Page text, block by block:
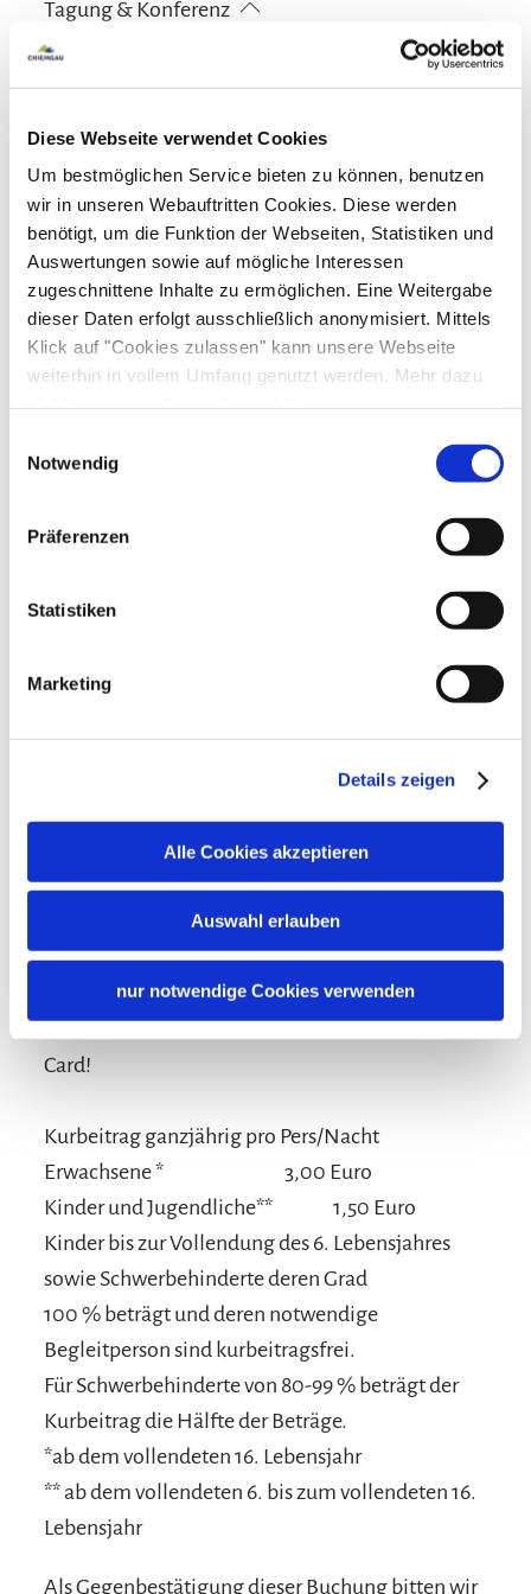
Diese Webseite verwendet Cookies
Um bestmöglichen Service bieten zu können, benutzen
wir in unseren Webauftritten Cookies. Diese werden
benötigt, um die Funktion der Webseiten, Statistiken und
Auswertungen sowie auf mögliche Interessen
zugeschnittene Inhalte zu ermöglichen. Eine Weitergabe
dieser Daten erfolgt ausschließlich anonymisiert. Mittels
Klick auf "Cookies zulassen" kann unsere Webseite
weiterhin in vollem Umfang genutzt werden. Mehr dazu
steht in unserer Datenschutzerklärung.
gelistet.
Notwendig
Präferenzen
Statistiken
Marketing
Details zeigen
Alle Cookies akzeptieren
Auswahl erlauben
nur notwendige Cookies verwenden
Touren zu Fuß
Wandern
Nichtraucherunterkunft (Alle öffentlichen und privaten
Tagung & Konferenz
W-LAN
Ausstattung
kostenloses W-LAN (in der gesamten Unterkunft)
Sonnenschirme Sonnenstühle/-liegen
Sprachen
Deutsch Englisch Französisch
Lage
Zusatzleistungen
Profitieren Sie von den Vorteilen der inklusiv
Card, von Gratis-Leistungen und Ermäßigungen
auch gleich am Anreisetag (z.B. kostenlose
Auffahrt zur Winklmoos-Alm, Teilnahme an
geführten Wanderungen usw.) Fragen Sie bitte
Card!
Kurbeitrag ganzjährig pro Pers/Nacht
Erwachsene *
3,00 Euro
Kinder und Jugendliche**
1,50 Euro
Kinder bis zur Vollendung des 6. Lebensjahres
sowie Schwerbehinderte deren Grad
100 % beträgt und deren notwendige
Begleitperson sind kurbeitragsfrei.
Für Schwerbehinderte von 80-99 % beträgt der
Kurbeitrag die Hälfte der Beträge.
*ab dem vollendeten 16. Lebensjahr
** ab dem vollendeten 6. bis zum vollendeten 16.
Lebensjahr
Als Gegenbestätigung dieser Buchung bitten wir